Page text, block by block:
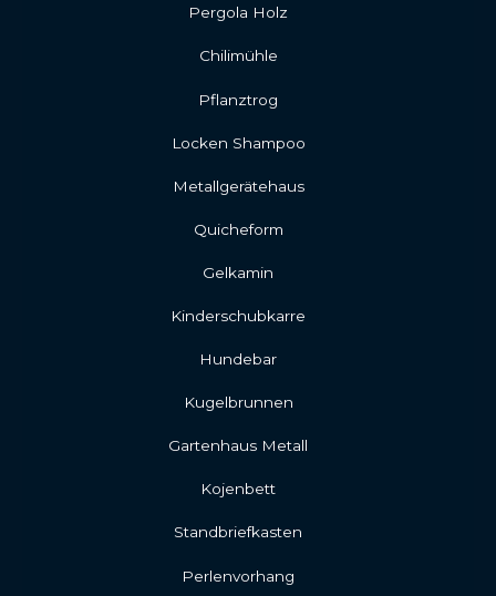
Pergola Holz
Chilimühle
Pflanztrog
Locken Shampoo
Metallgerätehaus
Quicheform
Gelkamin
Kinderschubkarre
Hundebar
Kugelbrunnen
Gartenhaus Metall
Kojenbett
Standbriefkasten
Perlenvorhang